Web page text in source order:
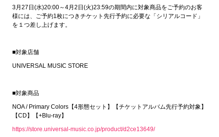
3月27日(水)20:00～4月2日(火)23:59の期間内に対象商品をご予約のお客
様には、ご予約1枚につきチケット先行予約に必要な「シリアルコード」
を１つ差し上げます。
■対象店舗
UNIVERSAL MUSIC STORE
■対象商品
NOA / Primary Colors【4形態セット】【チケットアルバム先行予約対象】
【CD】【+Blu-ray】
https://store.universal-music.co.jp/product/d2ce13649/